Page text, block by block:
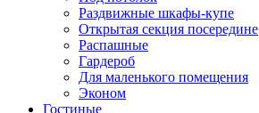
Раздвижные шкафы-купе
Открытая секция посередине
Распашные
Гардероб
Для маленького помещения
Эконом
Гостиные